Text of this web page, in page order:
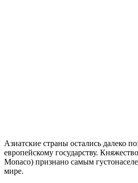
Азиатские страны остались далеко
европейскому государству.
Monaco) признано самым
мире.